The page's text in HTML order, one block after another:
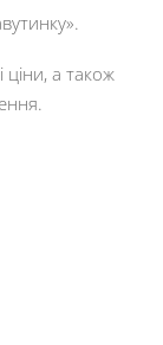
а також